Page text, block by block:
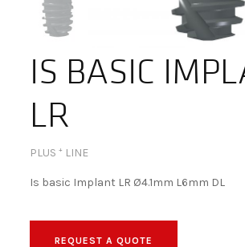
Are you looking for a
IS BASIC
LR
PLUS ⁺ LINE
Is basic Implant LR Ø4.1mm L6mm DL
REQUEST A QUOTE